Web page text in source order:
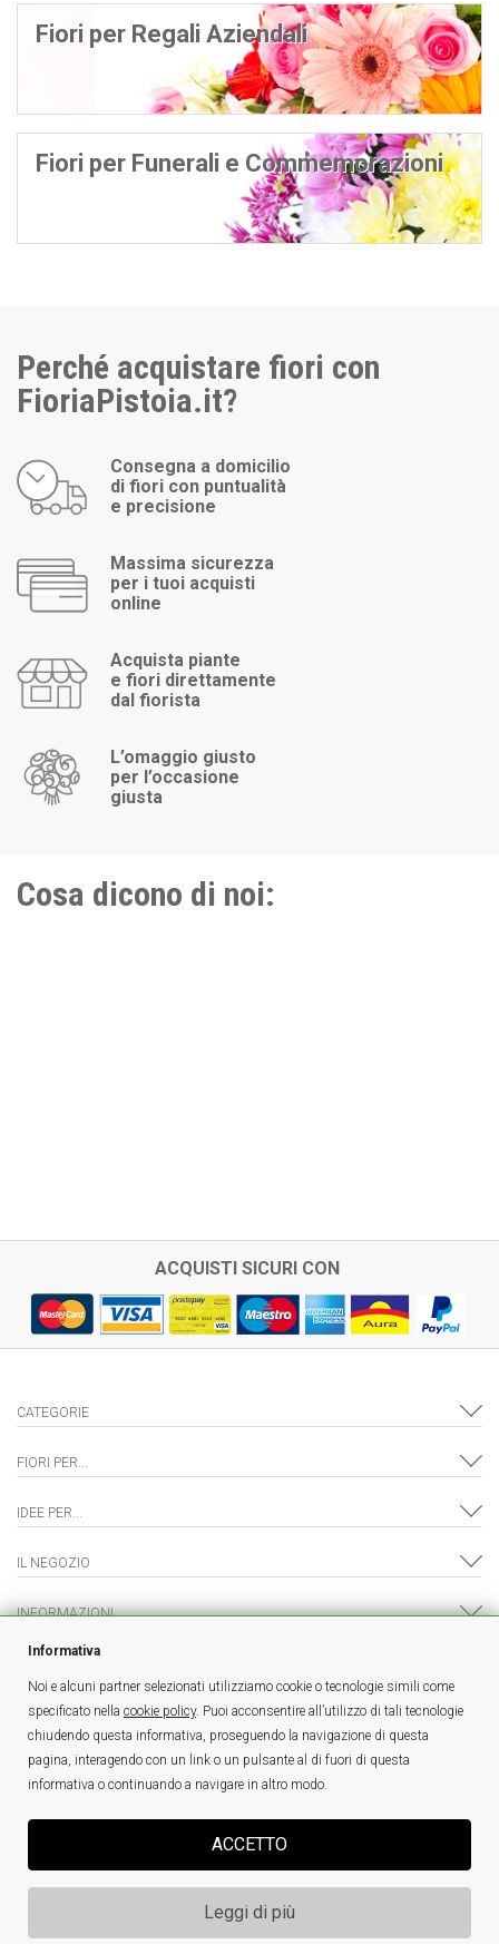
01/08 AL 31/08(FERIE)
GLI ORDINI GIÀ EFFETTUATI SARANNO CONSEGNATI
REGOLARMENTE
Fiori per Regali Aziendali
Fiori per Funerali e Commemorazioni
Perché acquistare fiori con
FioriaPistoia.it?
Consegna a domicilio
di fiori con puntualità
e precisione
Massima sicurezza
per i tuoi acquisti
online
Acquista piante
e fiori direttamente
dal fiorista
L’omaggio giusto
per l’occasione
giusta
Cosa dicono di noi:
ACQUISTI SICURI CON
CATEGORIE
FIORI PER...
IDEE PER...
IL NEGOZIO
INFORMAZIONI
è un marchio FlowerKing Srl
- © Tutti i diritti riservati - P.IVA 01328390321 |
Sei un fiorista e sei interessato a vendere online?
Clicca qui!
FioriaPistoia.it - Decorflora di Dragusinoiu Elena Mihaela - PI:01912170477
Informativa
Noi e alcuni partner selezionati utilizziamo cookie o tecnologie simili come
specificato nella cookie policy. Puoi acconsentire all’utilizzo di tali tecnologie
chiudendo questa informativa, proseguendo la navigazione di questa
pagina, interagendo con un link o un pulsante al di fuori di questa
informativa o continuando a navigare in altro modo.
ACCETTO
Leggi di più